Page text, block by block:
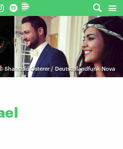
Shahrzad Osterer / Deutschlandfunk Nova